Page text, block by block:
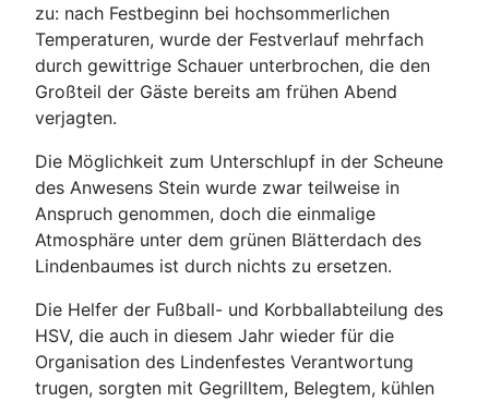
zu: nach Festbeginn bei hochsommerlichen
Temperaturen, wurde der Festverlauf mehrfach
durch gewittrige Schauer unterbrochen, die den
Großteil der Gäste bereits am frühen Abend
verjagten.
Die Möglichkeit zum Unterschlupf in der Scheune
des Anwesens Stein wurde zwar teilweise in
Anspruch genommen, doch die einmalige
Atmosphäre unter dem grünen Blätterdach des
Lindenbaumes ist durch nichts zu ersetzen.
Die Helfer der Fußball- und Korbballabteilung des
HSV, die auch in diesem Jahr wieder für die
Organisation des Lindenfestes Verantwortung
trugen, sorgten mit Gegrilltem, Belegtem, kühlen